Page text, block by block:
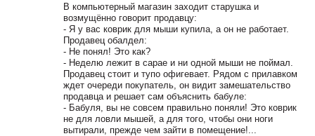
В компьютерный магазин заходит старушка и
возмущённо говорит продавцу:
- Я у вас коврик для мыши купила, а он не работает.
Продавец обалдел:
- Не понял! Это как?
- Неделю лежит в сарае и ни одной мыши не поймал.
Продавец стоит и тупо офигевает. Рядом с прилавком
ждет очереди покупатель, он видит замешательство
продавца и решает сам объяснить бабуле:
- Бабуля, вы не совсем правильно поняли! Это коврик
не для ловли мышей, а для того, чтобы они ноги
вытирали, прежде чем зайти в помещение!...